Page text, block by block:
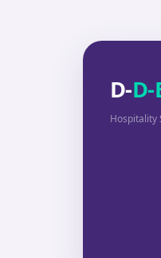
D-D-
Hospitality